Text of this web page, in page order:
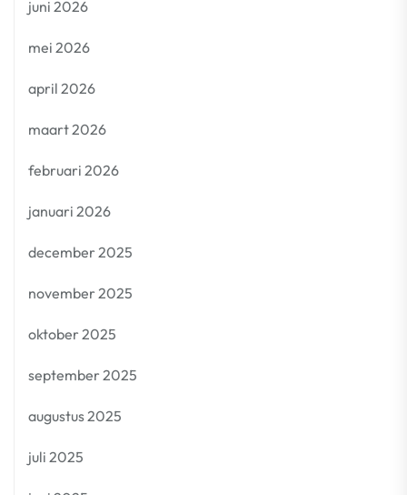
juni 2026
mei 2026
april 2026
maart 2026
februari 2026
januari 2026
december 2025
november 2025
oktober 2025
september 2025
augustus 2025
juli 2025